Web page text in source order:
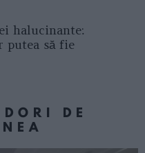
halucinante:
putea să fie
DE